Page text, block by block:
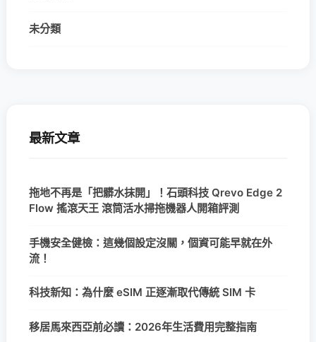
未分類
最新文章
拖地不再是「把髒水抹開」！石頭科技 Qrevo Edge 2
Flow 搖滾天王 滾筒活水掃拖機器人開箱評測
手機安全健檢：這幾個設定沒關，個資可能早就在外
流！
科技新知：為什麼 eSIM 正逐漸取代傳統 SIM 卡
移居馬來西亞前必讀：2026年生活費用完整指南